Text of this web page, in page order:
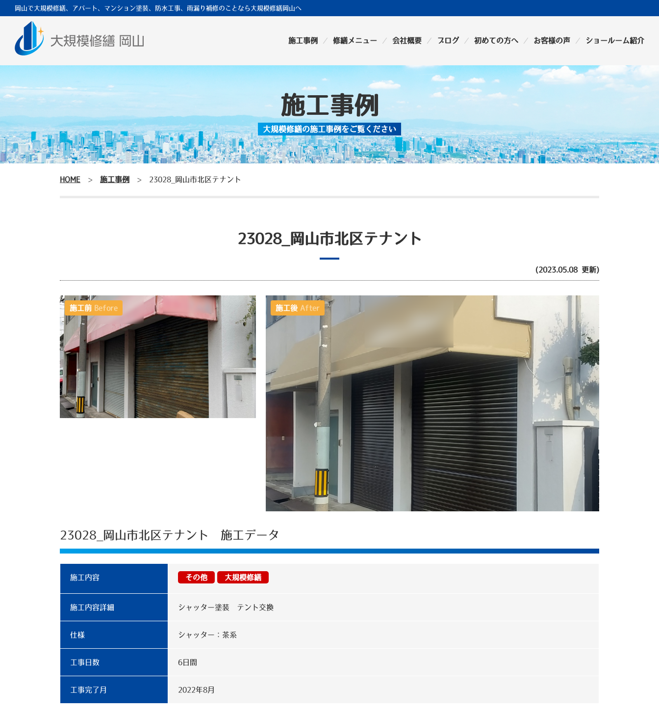
岡山で大規模修繕、アパート、マンション塗装、防水工事、雨漏り補修のことなら大規模修繕岡山へ
施工事例 修繕メニュー 会社概要 ブログ 初めての方へ お客様の声 ショールーム紹介
施工事例
大規模修繕の施工事例をご覧ください
HOME > 施工事例 > 23028_岡山市北区テナント
23028_岡山市北区テナント
(2023.05.08 更新)
施工後 After
施工前 Before
23028_岡山市北区テナント 施工データ
施工内容 その他 大規模修繕
施工内容詳細 シャッター塗装 テント交換
仕様 シャッター：茶系
工事日数 6日間
工事完了月 2022年8月